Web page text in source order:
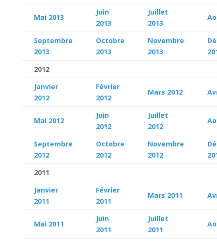
Mai 2013
Juin
2013
Juillet
2013
Septembre
2013
Octobre
2013
Novembre
2013
2012
Janvier
2012
Février
2012
Mars 2012
Mai 2012
Juin
2012
Juillet
2012
Septembre
2012
Octobre
2012
Novembre
2012
2011
Janvier
2011
Février
2011
Mars 2011
Mai 2011
Juin
2011
Juillet
2011